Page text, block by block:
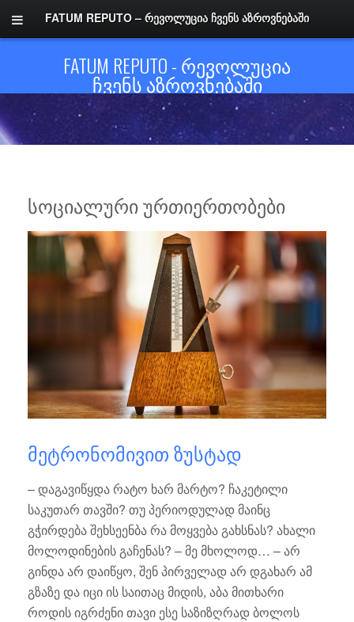
FATUM REPUTO – ᲠᲔᲕᲝᲚᲣᲪᲘᲐ ᲩᲕᲔᲜᲡ ᲐᲖᲠᲝᲕᲜᲔᲑᲐᲨᲘ
FATUM REPUTO - ᲠᲔᲕᲝᲚᲣᲪᲘᲐ
ᲩᲕᲔᲜᲡ ᲐᲖᲠᲝᲕᲜᲔᲑᲐᲨᲘ
ᲡᲝᲪᲘᲐᲚᲣᲠᲘ ᲣᲠᲗᲘᲔᲠᲗᲝᲑᲔᲑᲘ
ᲛᲔᲢᲠᲝᲜᲝᲛᲘᲕᲘᲗ ᲖᲣᲡᲢᲐᲓ
– დაგავიწყდა რატო ხარ მარტო? ჩაკეტილი
საკუთარ თავში? თუ პერიოდულად მაინც
გჭირდება შეხსეენბა რა მოყვება გახსნას? ახალი
მოლოდინების გაჩენას? – მე მხოლოდ… – არ
გინდა არ დაიწყო, შენ პირველად არ დგახარ ამ
გზაზე და იცი ის საითაც მიდის, აბა მითხარი
როდის იგრძენი თავი ესე საზიზღრად ბოლოს